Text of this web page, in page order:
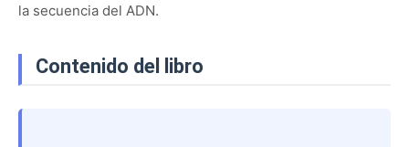
la secuencia del ADN.
Contenido del libro